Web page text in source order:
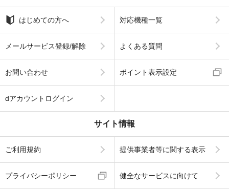
はじめての方へ 対応機種一覧
メールサービス登録/解除 よくある質問
お問い合わせ ポイント表示設定
dアカウントログイン
サイト情報
ご利用規約 提供事業者等に関する表示
プライバシーポリシー 健全なサービスに向けて